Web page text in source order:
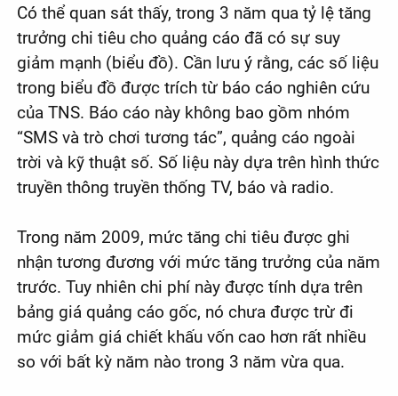
Có thể quan sát thấy, trong 3 năm qua tỷ lệ tăng
trưởng chi tiêu cho quảng cáo đã có sự suy
giảm mạnh (biểu đồ). Cần lưu ý rằng, các số liệu
trong biểu đồ được trích từ báo cáo nghiên cứu
của TNS. Báo cáo này không bao gồm nhóm
“SMS và trò chơi tương tác”, quảng cáo ngoài
trời và kỹ thuật số. Số liệu này dựa trên hình thức
truyền thông truyền thống TV, báo và radio.
Trong năm 2009, mức tăng chi tiêu được ghi
nhận tương đương với mức tăng trưởng của năm
trước. Tuy nhiên chi phí này được tính dựa trên
bảng giá quảng cáo gốc, nó chưa được trừ đi
mức giảm giá chiết khấu vốn cao hơn rất nhiều
so với bất kỳ năm nào trong 3 năm vừa qua.